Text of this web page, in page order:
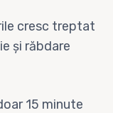
cresc treptat
și răbdare
15 minute